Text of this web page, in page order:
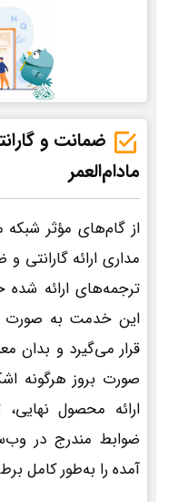
ضمانت و
مادام‌العمر
از گام‌های مؤثر
مداری ارائه گارانتی
ترجمه‌های ارائه
این خدمت به صورت
قرار می‌گیرد و بدان
صورت بروز هرگونه
ارائه محصول
ضوابط مندرج در
آمده را به‌طور کامل